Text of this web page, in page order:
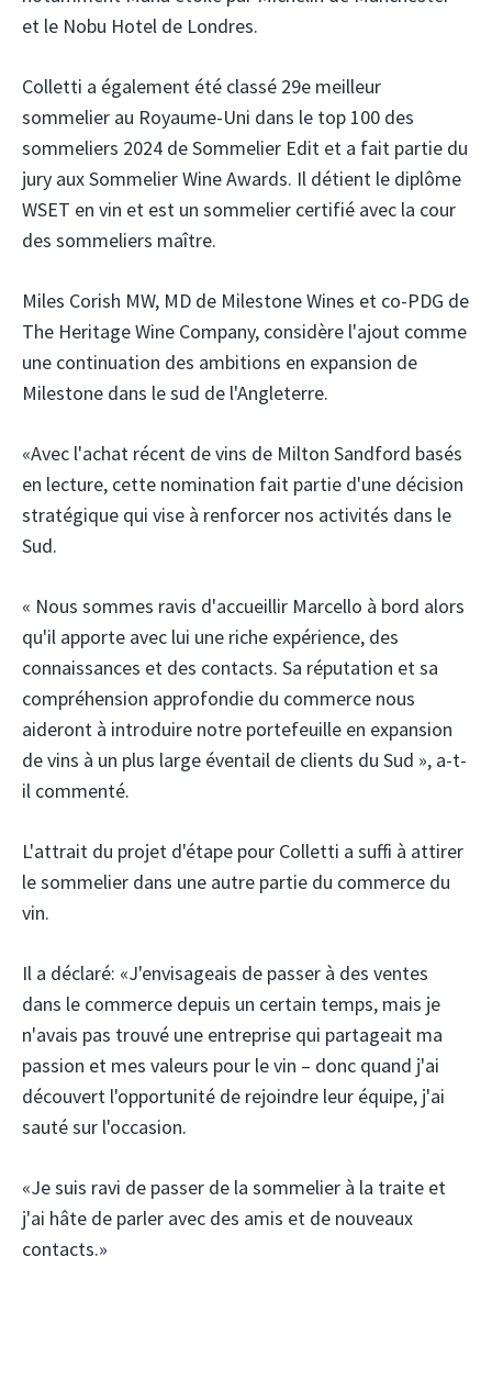
et le Nobu Hotel de Londres.
Colletti a également été classé 29e meilleur
sommelier au Royaume-Uni dans le top 100 des
sommeliers 2024 de Sommelier Edit et a fait partie du
jury aux Sommelier Wine Awards. Il détient le diplôme
WSET en vin et est un sommelier certifié avec la cour
des sommeliers maître.
Miles Corish MW, MD de Milestone Wines et co-PDG de
The Heritage Wine Company, considère l'ajout comme
une continuation des ambitions en expansion de
Milestone dans le sud de l'Angleterre.
«Avec l'achat récent de vins de Milton Sandford basés
en lecture, cette nomination fait partie d'une décision
stratégique qui vise à renforcer nos activités dans le
Sud.
« Nous sommes ravis d'accueillir Marcello à bord alors
qu'il apporte avec lui une riche expérience, des
connaissances et des contacts. Sa réputation et sa
compréhension approfondie du commerce nous
aideront à introduire notre portefeuille en expansion
de vins à un plus large éventail de clients du Sud », a-t-
il commenté.
L'attrait du projet d'étape pour Colletti a suffi à attirer
le sommelier dans une autre partie du commerce du
vin.
Il a déclaré: «J'envisageais de passer à des ventes
dans le commerce depuis un certain temps, mais je
n'avais pas trouvé une entreprise qui partageait ma
passion et mes valeurs pour le vin – donc quand j'ai
découvert l'opportunité de rejoindre leur équipe, j'ai
sauté sur l'occasion.
«Je suis ravi de passer de la sommelier à la traite et
j'ai hâte de parler avec des amis et de nouveaux
contacts.»